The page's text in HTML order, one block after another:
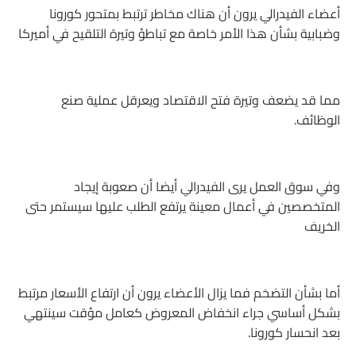
أعضاء الفيدرالي يرون أن هناك مخاطر ترتبط بمتحور كورونا
وضبابية بشأن هذا الأمر خاصة مع تباطؤ وتيرة التلقيح في أميركا
مما قد يضعف وتيرة فتح الاقتصاد ويعرقل عملية صنع
الوظائف.
وفي سوق العمل يرى الفيدرالي أيضا أن صعوبة إيجاد
المتخصصين في أعمال معينة يرتفع الطلب عليها سيستمر حتى
الخريف
أما بشأن التضخم فما يزال الأعضاء يرون أن ارتفاع الأسعار مرتبط
بشكل أساسي جراء انخفاض المعروض كعامل مؤقت سينتهي
بعد انحسار كورونا.